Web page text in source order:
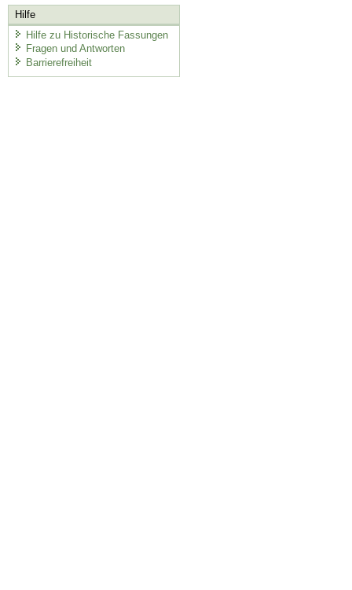
Hilfe
Hilfe zu Historische Fassungen
Fragen und Antworten
Barrierefreiheit